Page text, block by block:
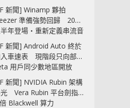
新聞] Winamp 夥拍
準備強勢回歸 2027
半年登場‧重新定義串流音
播放器
新聞] Android Auto 終於
車速表 現階段只向部分
用戶同少數地區開放
新聞] NVIDIA Rubin 架構
Vera Rubin 平台劍指
Blackwell 算力